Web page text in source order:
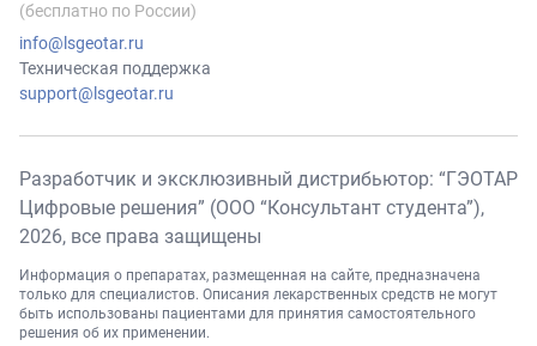
(бесплатно по России)
info@lsgeotar.ru
Техническая поддержка
support@lsgeotar.ru
Разработчик и эксклюзивный дистрибьютор: “ГЭОТАР
Цифровые решения” (ООО “Консультант студента”),
2026, все права защищены
Информация о препаратах, размещенная на сайте, предназначена
только для специалистов. Описания лекарственных средств не могут
быть использованы пациентами для принятия самостоятельного
решения об их применении.